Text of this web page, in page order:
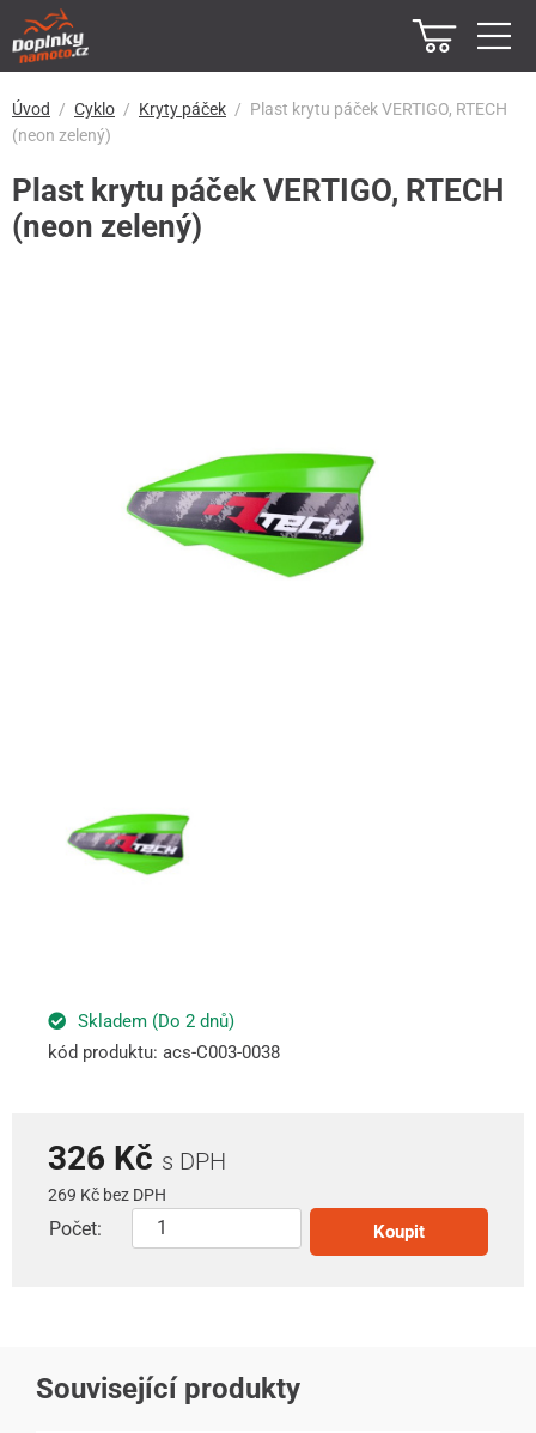
Úvod Cyklo Kryty páček
Plast krytu páček VERTIGO, RTECH
(neon zelený)
Plast krytu páček VERTIGO, RTECH
(neon zelený)
Skladem (Do 2 dnů)
kód produktu: acs-C003-0038
326 Kč s DPH
269 Kč bez DPH
Počet: Koupit
Související produkty